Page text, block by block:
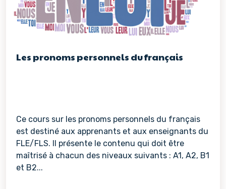
Les pronoms personnels du français
Ce cours sur les pronoms personnels du français
est destiné aux apprenants et aux enseignants du
FLE/FLS. Il présente le contenu qui doit être
maîtrisé à chacun des niveaux suivants : A1, A2, B1
et B2...